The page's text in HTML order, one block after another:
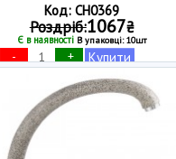
Код: CH0369
Роздріб:1067₴
Є в наявностіВ упаковці: 10шт
- + Купити